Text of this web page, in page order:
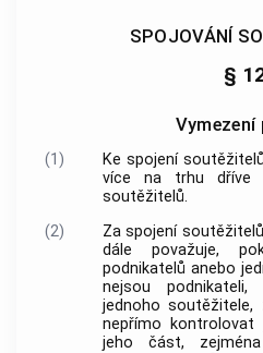
SPOJOVÁNÍ
§
Vymezení
(1) Ke spojenísoutěžitelů
více na trhu dříve
soutěžitelů.
(2)
Za spojení soutěžitelů
dále považuje,
podnikatelů anebo
nejsou
jednohosoutěžitele,
nepřímo
jeho část,